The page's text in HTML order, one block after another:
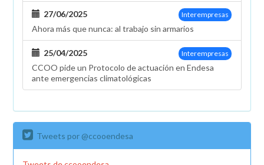
Interempresas
27/06/2025
Ahora más que nunca: al trabajo sin armarios
Interempresas
25/04/2025
CCOO pide un Protocolo de actuación en Endesa
ante emergencias climatológicas
Tweets por @ccooendesa